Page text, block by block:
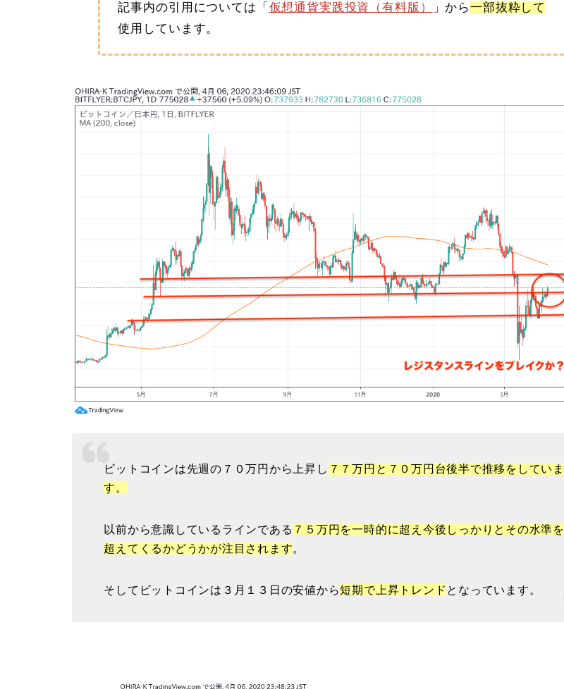
記事内の引用については「 仮想通貨実践投資（有料版） 」から一部抜粋して
使用しています。
ビットコインは先週の７０万円から上昇し ７７万円と７０万円台後半で推移をしていま
す。
以前から意識しているラインである ７５万円を一時的に超え今後しっかりとその水準を
超えてくるかどうかが注目されます。
そしてビットコインは３月１３日の安値から短期で上昇トレンド となっています。